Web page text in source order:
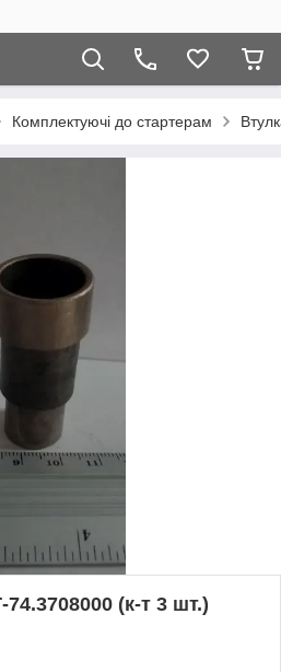
Комплектуючі до стартерам
(к-т 3 шт.)